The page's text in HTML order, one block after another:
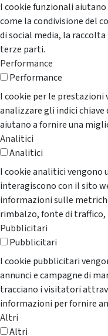
I cookie funzionali
come la condivisione del
di social media, la
terze parti.
Performance
Performance
I cookie per le
analizzare gli indici
aiutano a fornire una
Analitici
Analitici
I cookie analitici
interagiscono con il sito
informazioni sulle
rimbalzo, fonte di traffico,
Pubblicitari
Pubblicitari
I cookie pubblicitari
annunci e campagne di
tracciano i visitatori
informazioni per fornire
Altri
Altri